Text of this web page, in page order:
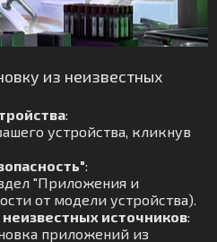
из неизвестных
:
устройства, кликнув
:
"Приложения и
от модели устройства).
источников:
приложений из